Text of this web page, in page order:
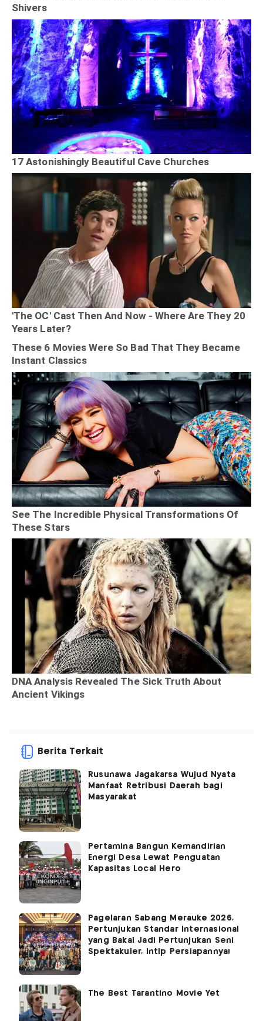
Berita Terkait
Rusunawa Jagakarsa Wujud Nyata
Manfaat Retribusi Daerah bagi
Masyarakat
Pertamina Bangun Kemandirian
Energi Desa Lewat Penguatan
Kapasitas Local Hero
Pagelaran Sabang Merauke 2026,
Pertunjukan Standar Internasional
yang Bakal Jadi Pertunjukan Seni
Spektakuler, Intip Persiapannya!